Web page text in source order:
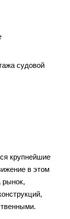
судовой
крупнейшие
в этом
рынок,